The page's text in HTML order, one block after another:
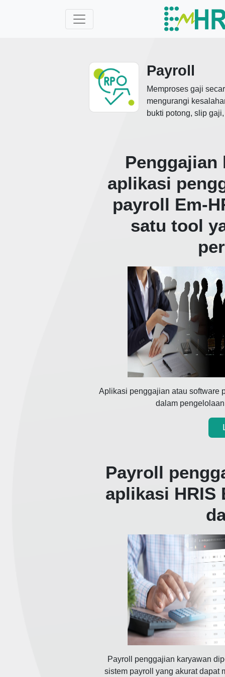
Payroll
Memproses gaji
mengurangi
bukti potong, slip
Penggajian
aplikasi
payroll Em-
satu tool
Aplikasi penggajian atau software
dalam
Payroll
aplikasi HRIS
Payroll penggajian karyawan
sistem payroll yang akurat dapat